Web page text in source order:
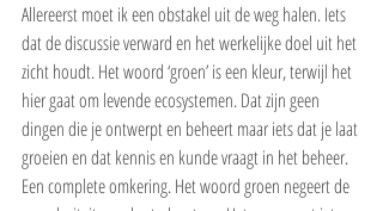
Allereerst moet ik een obstakel uit de weg halen. Iets
dat de discussie verward en het werkelijke doel uit het
zicht houdt. Het woord ‘groen’ is een kleur, terwijl het
hier gaat om levende ecosystemen. Dat zijn geen
dingen die je ontwerpt en beheert maar iets dat je laat
groeien en dat kennis en kunde vraagt in het beheer.
Een complete omkering. Het woord groen negeert de